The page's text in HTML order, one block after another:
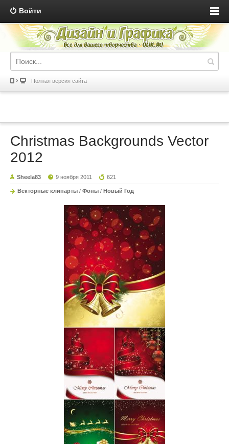
Войти
Полная версия сайта
Christmas Backgrounds Vector
2012
Sheela83 9 ноября 2011 621
Векторные клипарты / Фоны / Новый Год